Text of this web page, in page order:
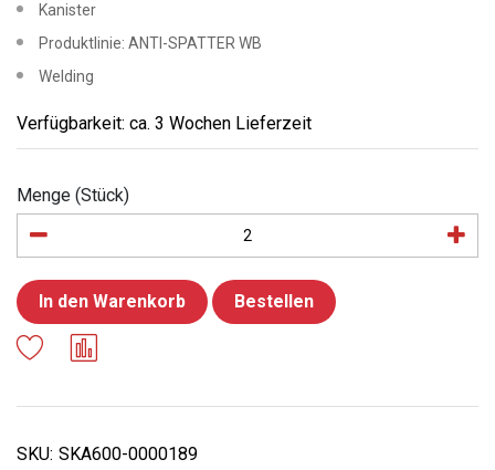
Kanister
Produktlinie: ANTI-SPATTER WB
Welding
Verfügbarkeit: ca. 3 Wochen Lieferzeit
Menge (Stück)
In den Warenkorb Bestellen
SKU: SKA600-0000189